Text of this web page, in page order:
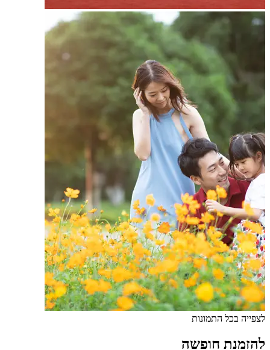
לצפייה בכל התמונות
להזמנת חופשה